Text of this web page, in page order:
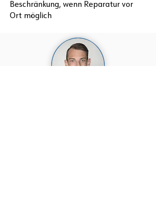
Beschränkung, wenn Reparatur vor
Ort möglich